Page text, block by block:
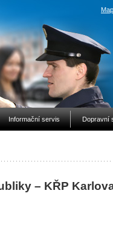
Informační servis Dopravní
– KŘP